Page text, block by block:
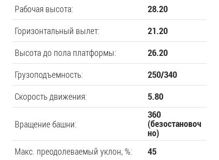
Рабочая высота: 28.20
Горизонтальный вылет: 21.20
Высота до пола платформы: 26.20
Грузоподъемность: 250/340
Скорость движения: 5.80
Вращение башни:
360
(безостановоч
но)
Макс. преодолеваемый уклон, %: 45